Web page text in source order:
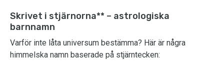
Skrivet i stjärnorna** – astrologiska
barnnamn
Varför inte låta universum bestämma? Här är några
himmelska namn baserade på stjärntecken: